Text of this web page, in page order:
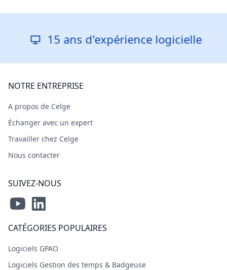
15 ans d'expérience logicielle
NOTRE ENTREPRISE
A propos de Celge
Échanger avec un expert
Travailler chez Celge
Nous contacter
SUIVEZ-NOUS
CATÉGORIES POPULAIRES
Logiciels GPAO
Logiciels Gestion des temps & Badgeuse